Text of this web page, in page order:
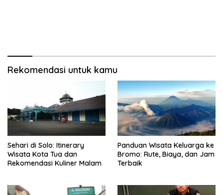
Rekomendasi untuk kamu
Sehari di Solo: Itinerary
Wisata Kota Tua dan
Rekomendasi Kuliner Malam
Panduan Wisata Keluarga ke
Bromo: Rute, Biaya, dan Jam
Terbaik